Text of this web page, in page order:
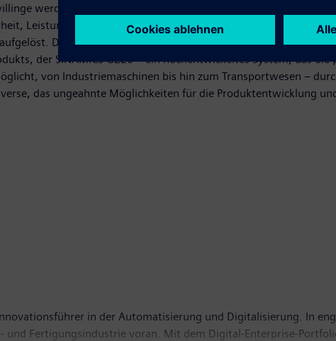
werden nicht nur dazu beitragen, die Compliance-
Leistung oder Qualität zu beeinträchtigen. Mit dem Vorstoß
Die daraus resultierende Kombination schafft ein
der SINAMICS G220 – ein hochentwickeltes System, das
von Industriemaschinen bis hin zum Transportwesen –
das ungeahnte Möglichkeiten für die Produktentwicklung
in der Automatisierung und Digitalisierung. In
und Fertigungsindustrie voran. Mit dem Digital-Enterprise-